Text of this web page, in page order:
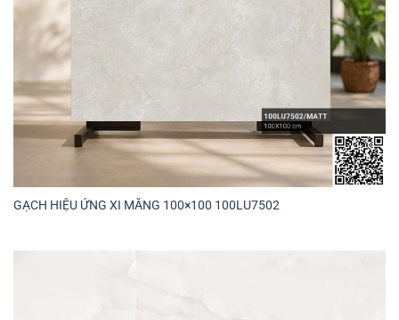
GẠCH HIỆU ỨNG XI MĂNG 100×100 100LU7502